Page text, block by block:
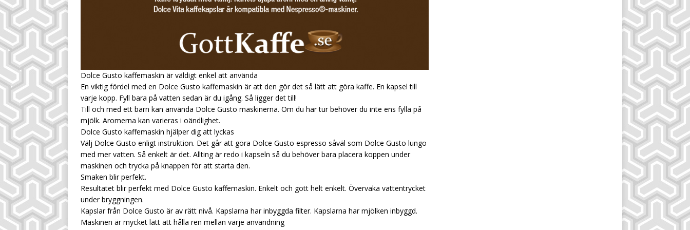
Dolce Gusto kaffemaskin är väldigt enkel att använda
En viktig fördel med en Dolce Gusto kaffemaskin är att den gör det så lätt att göra kaffe. En kapsel till
varje kopp. Fyll bara på vatten sedan är du igång. Så ligger det till!
Till och med ett barn kan använda Dolce Gusto maskinerna. Om du har tur behöver du inte ens fylla på
mjölk. Aromerna kan varieras i oändlighet.
Dolce Gusto kaffemaskin hjälper dig att lyckas
Välj Dolce Gusto enligt instruktion. Det går att göra Dolce Gusto espresso såväl som Dolce Gusto lungo
med mer vatten. Så enkelt är det. Allting är redo i kapseln så du behöver bara placera koppen under
maskinen och trycka på knappen för att starta den.
Smaken blir perfekt.
Resultatet blir perfekt med Dolce Gusto kaffemaskin. Enkelt och gott helt enkelt. Övervaka vattentrycket
under bryggningen.
Kapslar från Dolce Gusto är av rätt nivå. Kapslarna har inbyggda filter. Kapslarna har mjölken inbyggd.
Maskinen är mycket lätt att hålla ren mellan varje användning